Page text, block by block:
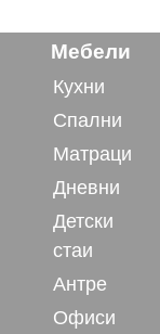
Мебели
Кухни
Спални
Матраци
Дневни
Детски
стаи
Антре
Офиси